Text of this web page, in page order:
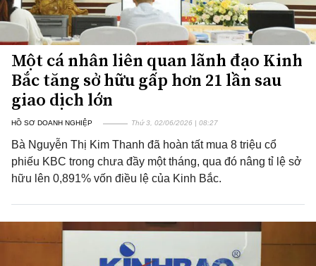
Một cá nhân liên quan lãnh đạo Kinh
Bắc tăng sở hữu gấp hơn 21 lần sau
giao dịch lớn
HỒ SƠ DOANH NGHIỆP Thứ 3, 02/06/2026 | 08:27
Bà Nguyễn Thị Kim Thanh đã hoàn tất mua 8 triệu cổ
phiếu KBC trong chưa đầy một tháng, qua đó nâng tỉ lệ sở
hữu lên 0,891% vốn điều lệ của Kinh Bắc.